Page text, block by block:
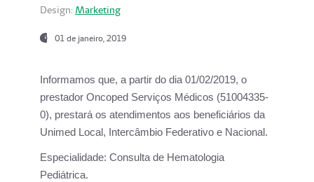
Design: Marketing
01 de janeiro, 2019
Informamos que, a partir do dia 01/02/2019, o
prestador Oncoped Serviços Médicos (51004335-
0), prestará os atendimentos aos beneficiários da
Unimed Local, Intercâmbio Federativo e Nacional.
Especialidade: Consulta de Hematologia
Pediátrica.